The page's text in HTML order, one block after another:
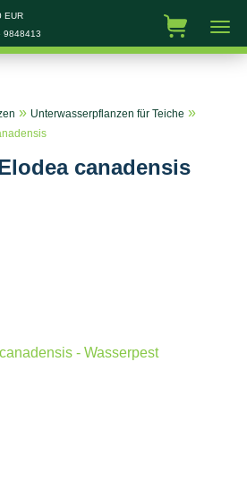
EUR
9848413
» Unterwasserpflanzen für Teiche »
canadensis